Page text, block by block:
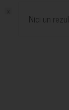
Nici un